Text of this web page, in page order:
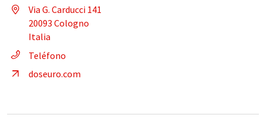
Via G. Carducci 141
20093 Cologno
Italia
Teléfono
doseuro.com